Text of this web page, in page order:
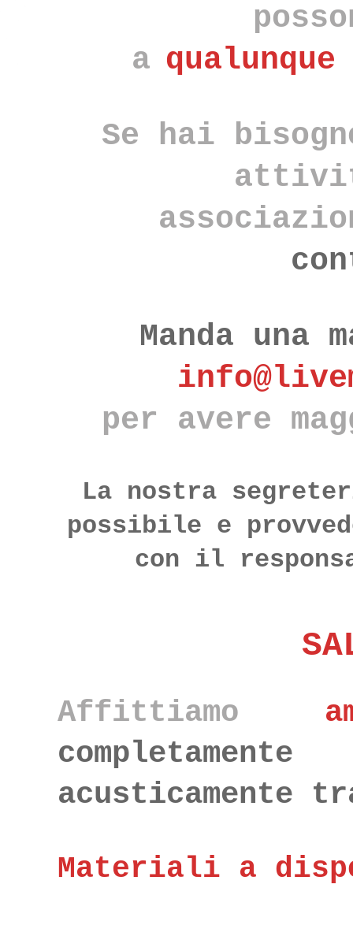
a
Se hai
Manda
per avere
La nostra
possibile e
con il
Affittiamo
acusticamente
Materiali a